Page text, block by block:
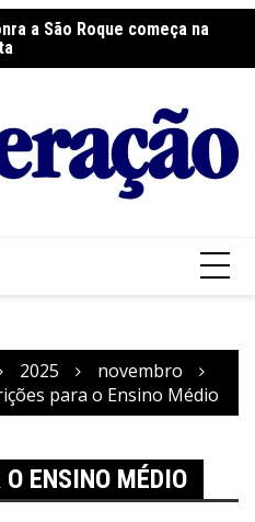
a São Roque começa na
2025
novembro
para o Ensino Médio
ENSINO MÉDIO